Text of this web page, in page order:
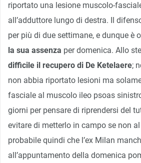
riportato una lesione muscolo-
all’adduttore lungo di destra. Il
per più di due settimane, e dunque è
la sua assenza per domenica. Allo
difficile il recupero di De Ketelaere;
non abbia riportato lesioni ma
fasciale al muscolo ileo psoas
giorni per pensare di riprendersi del
evitare di metterlo in campo se non
probabile quindi che l’ex Milan
all’appuntamento della domenica